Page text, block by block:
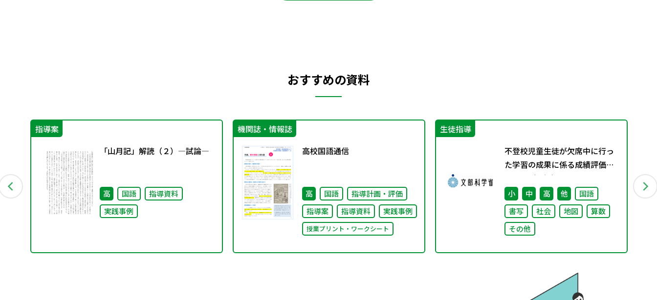
おすすめの資料
指導案
「山月記」解読（２）―試論―
高 国語
指導資料
実践事例
機関誌・情報誌
高校国語通信
高 国語
指導計画・評価
指導案
指導資料 実践事例
授業プリント・ワークシート
生徒指導
不登校児童生徒が欠席中に行っ
た学習の成果に係る成績評価に
ついて（通知）
小 中 高 他
国語
書写
社会 地図
算数
その他